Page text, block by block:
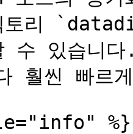
토리
수 있습니
훨씬 빠르
%}